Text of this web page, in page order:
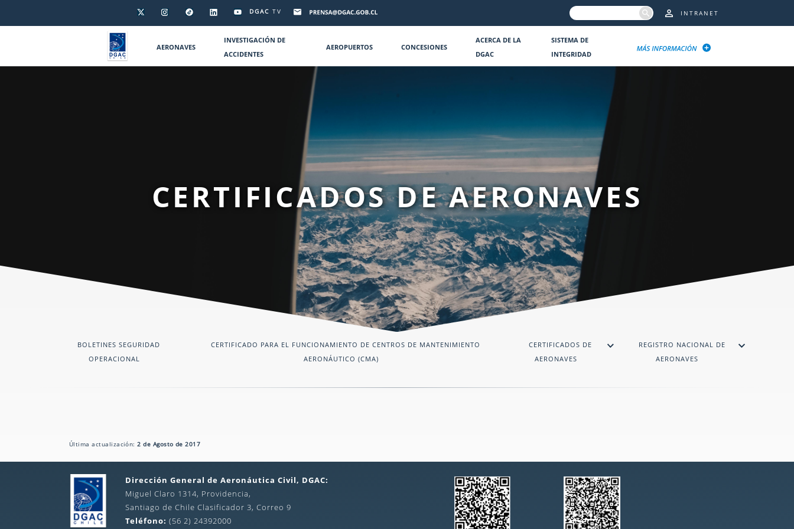
DGAC TV INTRANET
AERONAVES
INVESTIGACIÓN DE
ACCIDENTES
AEROPUERTOS CONCESIONES
ACERCA DE LA
DGAC
SISTEMA DE
INTEGRIDAD
CERTIFICADOS DE AERONAVES
BOLETINES SEGURIDAD
OPERACIONAL
CERTIFICADO PARA EL FUNCIONAMIENTO DE CENTROS DE MANTENIMIENTO
AERONÁUTICO (CMA)
CERTIFICADOS DE
AERONAVES
REGISTRO NACIONAL DE
AERONAVES
Última actualización:2 de Agosto de 2017
Dirección General de Aeronáutica Civil, DGAC:
Miguel Claro 1314, Providencia,
Santiago de Chile Clasificador 3, Correo 9
Teléfono: (56 2) 24392000